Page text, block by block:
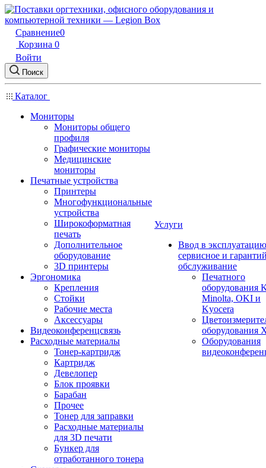
Сравнение0
Корзина 0
Войти
Поиск
Каталог
Мониторы
Мониторы общего
профиля
Графические мониторы
Медицинские
мониторы
Печатные устройства
Принтеры
Многофункциональные
устройства
Широкоформатная
печать
Дополнительное
оборудование
3D принтеры
Эргономика
Крепления
Стойки
Рабочие места
Аксессуары
Видеоконференцсвязь
Расходные материалы
Тонер-картридж
Картридж
Девелопер
Блок проявки
Барабан
Прочее
Тонер для заправки
Расходные материалы
для 3D печати
Бункер для
отработанного тонера
Услуги
Ввод в
сервисное и
обслуживание
Печатного
оборудования
Minolta, OKI и
Kyocera
оборудования
Оборудования